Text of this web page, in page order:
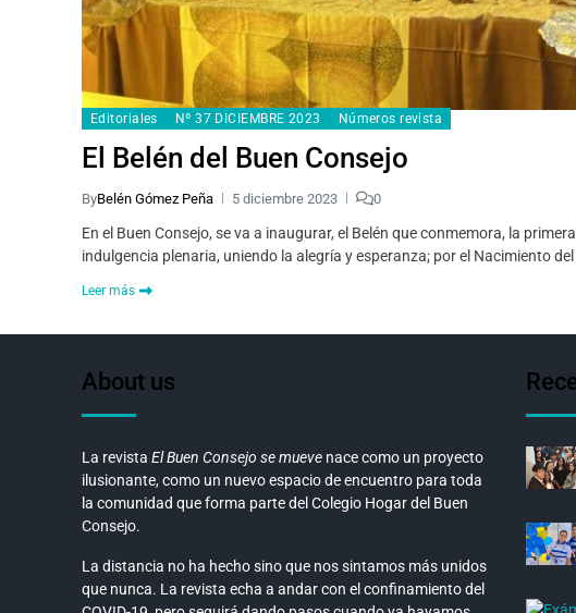
Editoriales Nº 37 DICIEMBRE 2023 Números revista
El Belén del Buen Consejo
ByBelén Gómez Peña 5 diciembre 2023 0
En el Buen Consejo, se va a inaugurar, el Belén que conmemora, la
indulgencia plenaria, uniendo la alegría y esperanza; por el Nacimiento
Leer más
About us
La revista El Buen Consejo se mueve nace como un proyecto
ilusionante, como un nuevo espacio de encuentro para toda
la comunidad que forma parte del Colegio Hogar del Buen
Consejo.
La distancia no ha hecho sino que nos sintamos más unidos
que nunca. La revista echa a andar con el confinamiento del